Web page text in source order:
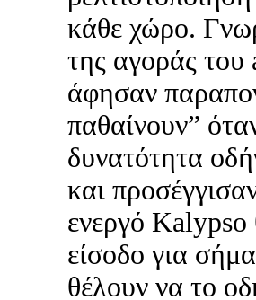
κάθε χώρο.
της αγοράς του
άφησαν
παθαίνουν”
δυνατότητα
και
ενεργό Kalypso
είσοδο για
θέλουν να το